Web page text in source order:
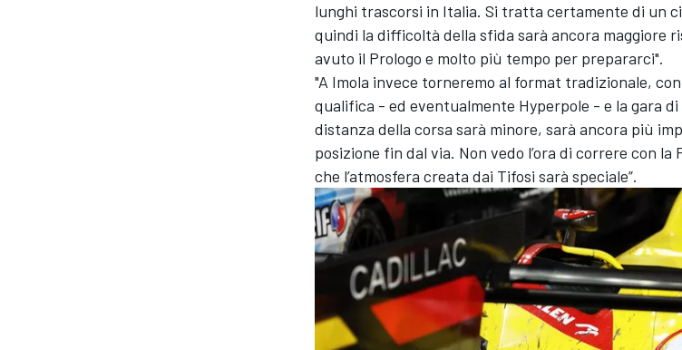
lunghi trascorsi in Italia. Si tratta certamente di un
quindi la difficoltà della sfida sarà ancora maggiore
avuto il Prologo e molto più tempo per prepararci".
"A Imola invece torneremo al format tradizionale,
qualifica - ed eventualmente Hyperpole - e la gara di
distanza della corsa sarà minore, sarà ancora più
posizione fin dal via. Non vedo l’ora di correre con
che l’atmosfera creata dai Tifosi sarà speciale”.